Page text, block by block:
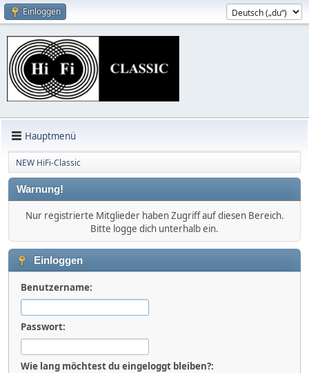
Einloggen
Hauptmenü
NEW HiFi-Classic
Warnung!
Nur registrierte Mitglieder haben Zugriff auf diesen Bereich.
Bitte logge dich unterhalb ein.
Einloggen
Benutzername:
Passwort:
Wie lang möchtest du eingeloggt bleiben?: